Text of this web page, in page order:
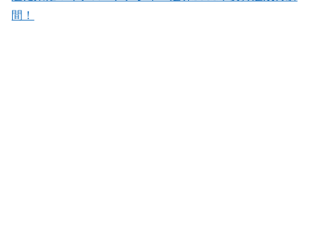
間！